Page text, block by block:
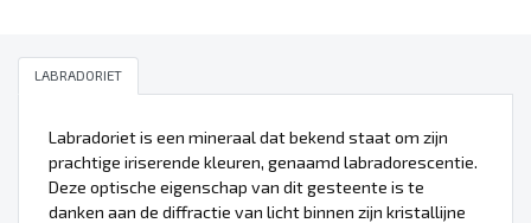
LABRADORIET
Labradoriet is een mineraal dat bekend staat om zijn
prachtige iriserende kleuren, genaamd labradorescentie.
Deze optische eigenschap van dit gesteente is te
danken aan de diffractie van licht binnen zijn kristallijne